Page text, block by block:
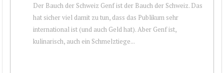
Der Bauch der Schweiz Genf ist der Bauch der Schweiz. Das
hat sicher viel damit zu tun, dass das Publikum sehr
international ist (und auch Geld hat). Aber Genf ist,
kulinarisch, auch ein Schmelztiege...